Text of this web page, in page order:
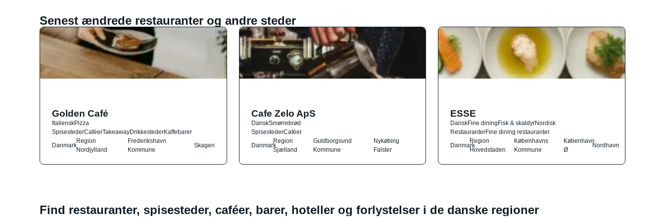
Senest ændrede restauranter og andre steder
Golden Café
ItalienskPizza
SpisestederCaféerTakeawayDrikkestederKaffebarer
Danmark
Region
Nordjylland
Frederikshavn
Kommune
Skagen
Cafe Zelo ApS
DanskSmørrebrød
SpisestederCaféer
Danmark
Region
Sjælland
Guldborgsund
Kommune
Nykøbing
Falster
ESSE
DanskFine diningFisk & skaldyrNordisk
RestauranterFine dining restauranter
Danmark
Region
Hovedstaden
Københavns
Kommune
København
Ø
Nordhavn
Find restauranter, spisesteder, caféer, barer, hoteller og forlystelser i de danske regioner